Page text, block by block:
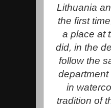
Lithuania
the first
a place at
did, in the
follow the
in
tradition of